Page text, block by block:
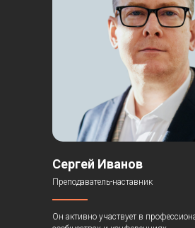
Сергей Иванов
Преподаватель-наставник
Он активно участвует в